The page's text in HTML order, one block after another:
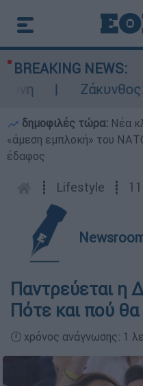
BREAKING NEWS:
Ζάκυνθος:
δημοφιλές τώρα: Νέα
«άμεση εμπλοκή» του
έδαφος
┋ Lifestyle ┋
Παντρεύεται η
Πότε και πού θα
🕛 χρόνος ανάγνωσης: 1